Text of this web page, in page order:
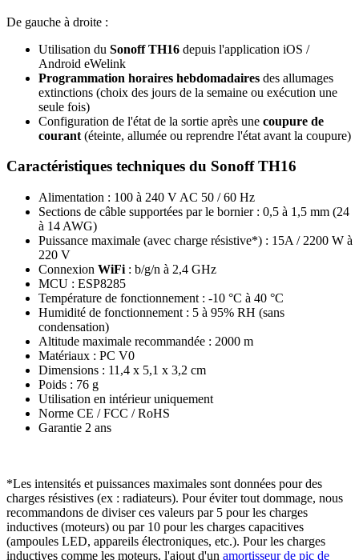
De gauche à droite :
Utilisation du Sonoff TH16 depuis l'application iOS /
Android eWelink
Programmation horaires hebdomadaires des allumages
extinctions (choix des jours de la semaine ou exécution une
seule fois)
Configuration de l'état de la sortie après une coupure de
courant (éteinte, allumée ou reprendre l'état avant la coupure)
Caractéristiques techniques du Sonoff TH16
Alimentation : 100 à 240 V AC 50 / 60 Hz
Sections de câble supportées par le bornier : 0,5 à 1,5 mm (24
à 14 AWG)
Puissance maximale (avec charge résistive*) : 15A / 2200 W à
220 V
Connexion WiFi : b/g/n à 2,4 GHz
MCU : ESP8285
Température de fonctionnement : -10 °C à 40 °C
Humidité de fonctionnement : 5 à 95% RH (sans
condensation)
Altitude maximale recommandée : 2000 m
Matériaux : PC V0
Dimensions : 11,4 x 5,1 x 3,2 cm
Poids : 76 g
Utilisation en intérieur uniquement
Norme CE / FCC / RoHS
Garantie 2 ans
*Les intensités et puissances maximales sont données pour des
charges résistives (ex : radiateurs). Pour éviter tout dommage, nous
recommandons de diviser ces valeurs par 5 pour les charges
inductives (moteurs) ou par 10 pour les charges capacitives
(ampoules LED, appareils électroniques, etc.). Pour les charges
inductives comme les moteurs, l'ajout d'un amortisseur de pic de